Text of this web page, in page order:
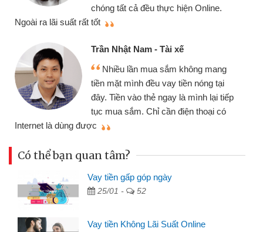
chóng tất cả đều thực hiện Online.
Ngoài ra lãi suất rất tốt
Trần Nhật Nam - Tài xế
Nhiều lần mua sắm không mang
tiền mặt mình đều vay tiền nóng tại
đây. Tiền vào thẻ ngay là mình lại tiếp
tục mua sắm. Chỉ cần điện thoại có
Internet là dùng được
Có thể bạn quan tâm?
Vay tiền gấp góp ngày
25/01 - 52
Vay tiền Không Lãi Suất Online